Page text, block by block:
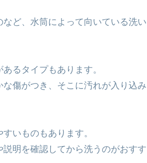
ど、水筒によって向いている洗い
るタイプもあります。
傷がつき、そこに汚れが入り込み
いものもあります。
明を確認してから洗うのがおすす